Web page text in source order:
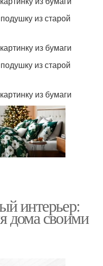
из старой
из бумаги
из старой
из бумаги
интерьер:
дома своими